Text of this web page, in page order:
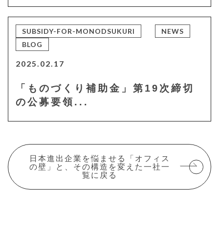
SUBSIDY-FOR-MONODSUKURI
NEWS
BLOG
2025.02.17
「ものづくり補助金」第19次締切
の公募要領...
日本進出企業を悩ませる「オフィス
の壁」と、その構造を変えた一社一
覧に戻る